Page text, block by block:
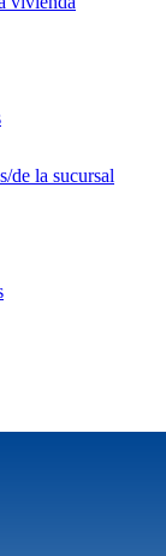
de la sucursal